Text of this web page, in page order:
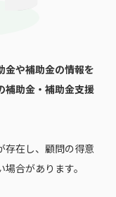
金や補助金の情報を
補助金・補助金支援
存在し、顧問の得意
合があります。